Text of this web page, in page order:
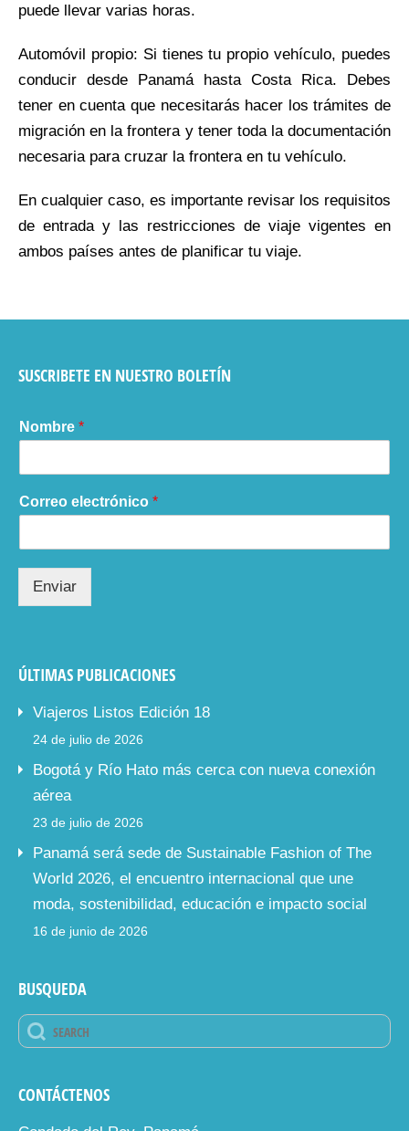
puede llevar varias horas.
Automóvil propio: Si tienes tu propio vehículo, puedes
conducir desde Panamá hasta Costa Rica. Debes
tener en cuenta que necesitarás hacer los trámites de
migración en la frontera y tener toda la documentación
necesaria para cruzar la frontera en tu vehículo.
En cualquier caso, es importante revisar los requisitos
de entrada y las restricciones de viaje vigentes en
ambos países antes de planificar tu viaje.
SUSCRIBETE EN NUESTRO BOLETÍN
Nombre *
Correo electrónico *
Enviar
ÚLTIMAS PUBLICACIONES
Viajeros Listos Edición 18
24 de julio de 2026
Bogotá y Río Hato más cerca con nueva conexión
aérea
23 de julio de 2026
Panamá será sede de Sustainable Fashion of The
World 2026, el encuentro internacional que une
moda, sostenibilidad, educación e impacto social
16 de junio de 2026
BUSQUEDA
CONTÁCTENOS